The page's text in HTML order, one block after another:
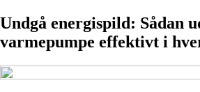
Undgå energispild: Sådan
varmepumpe effektivt i